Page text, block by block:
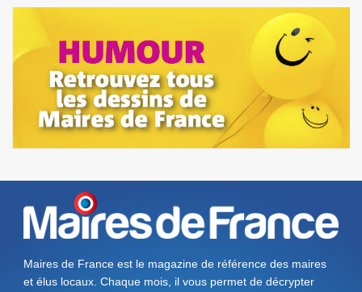
Maires de France est le magazine de référence des maires
et élus locaux. Chaque mois, il vous permet de décrypter